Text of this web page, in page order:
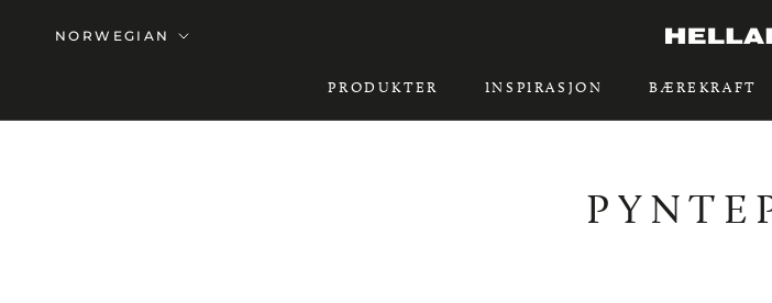
PRODUKTER
INSPIRASJON
BÆREKRAFT
Språk
NORWEGIAN